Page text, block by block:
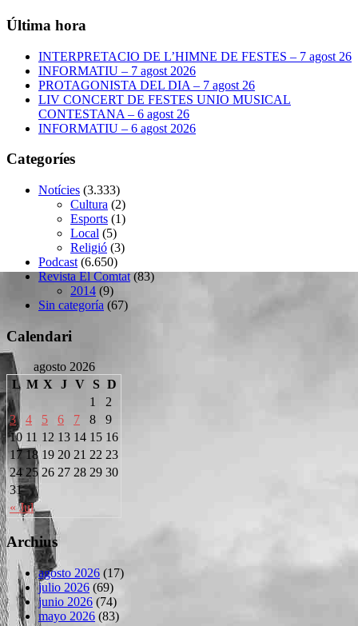
Última hora
INTERPRETACIO DE L’HIMNE DE FESTES – 7 agost 26
INFORMATIU – 7 agost 2026
PROTAGONISTA DEL DIA – 7 agost 26
LIV CONCERT DE FESTES UNIO MUSICAL
CONTESTANA – 6 agost 26
INFORMATIU – 6 agost 2026
Categoríes
Notícies (3.333)
Cultura (2)
Esports (1)
Local (5)
Religió (3)
Podcast (6.650)
Revista El Comtat(83)
2014 (9)
Sin categoría (67)
Calendari
agosto 2026
L M X J V S D
« Jul
1
2
3
4 5 6 7 8
9
10 11 12 13 14 15 16
17 18 19 20 21 22 23
24 25 26 27 28 29 30
31
Archius
agosto 2026 (17)
julio 2026 (69)
junio 2026 (74)
mayo 2026 (83)